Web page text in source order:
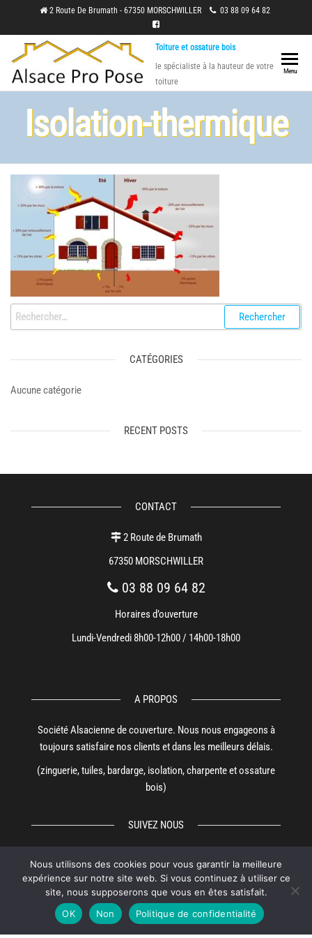
content
2 Route De Brumath - 67350 MORSCHWILLER 03 88 09 64 82
Toiture et ossature bois
le spécialiste à la hauteur de votre
toiture
Menu
Isolation-thermique
Rechercher :
CATÉGORIES
Aucune catégorie
RECENT POSTS
CONTACT
2 Route de Brumath
67350 MORSCHWILLER
03 88 09 64 82
Horaires d’ouverture
Lundi-Vendredi 8h00-12h00 / 14h00-18h00
A PROPOS
Société Alsacienne de couverture. Nous nous engageons à
toujours satisfaire nos clients et dans les meilleurs délais.
(zinguerie, tuiles, bardarge, isolation, charpente et ossature
bois)
SUIVEZ NOUS
Nous utilisons des cookies pour vous garantir la meilleure
expérience sur notre site web. Si vous continuez à utiliser ce
site, nous supposerons que vous en êtes satisfait.
OK
Non Politique de confidentialité